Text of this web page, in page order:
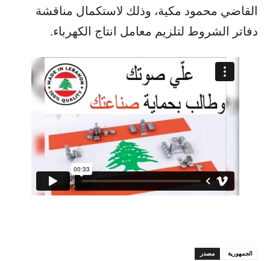
القاضي محمود مكية، وذلك لاستكمال مناقشة
دفاتر الشروط لتلزيم معامل انتاج الكهرباء.
مصدر الجمهورية